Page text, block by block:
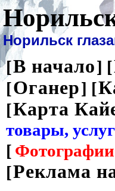
Норильск
[В начало] [
[Оганер] [
[Карта
товары,
[
[Реклама